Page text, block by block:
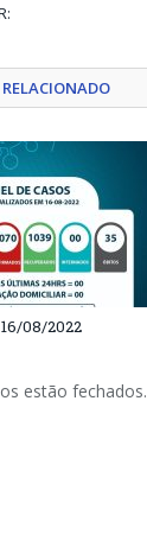
08/2022
estão fechados.